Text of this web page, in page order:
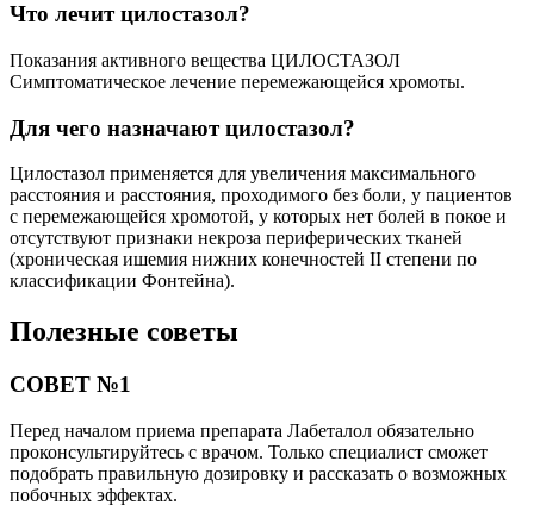
Что лечит цилостазол?
Показания активного вещества ЦИЛОСТАЗОЛ
Симптоматическое лечение перемежающейся хромоты.
Для чего назначают цилостазол?
Цилостазол применяется для увеличения максимального
расстояния и расстояния, проходимого без боли, у пациентов
с перемежающейся хромотой, у которых нет болей в покое и
отсутствуют признаки некроза периферических тканей
(хроническая ишемия нижних конечностей II степени по
классификации Фонтейна).
Полезные советы
СОВЕТ №1
Перед началом приема препарата Лабеталол обязательно
проконсультируйтесь с врачом. Только специалист сможет
подобрать правильную дозировку и рассказать о возможных
побочных эффектах.